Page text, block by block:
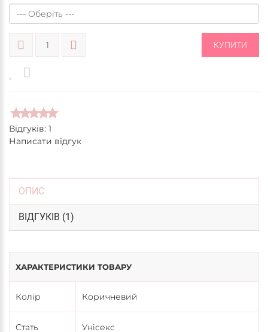
КУПИТИ
Відгуків: 1
Написати відгук
ОПИС
ВІДГУКІВ (1)
ХАРАКТЕРИСТИКИ ТОВАРУ
Колір Коричневий
Стать Унісекс